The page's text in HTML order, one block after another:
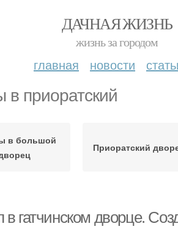
ДАЧНАЯ ЖИЗНЬ
жизнь за городом
главная новости
в приоратский
в большой
Приоратский
в гатчинском дворце.